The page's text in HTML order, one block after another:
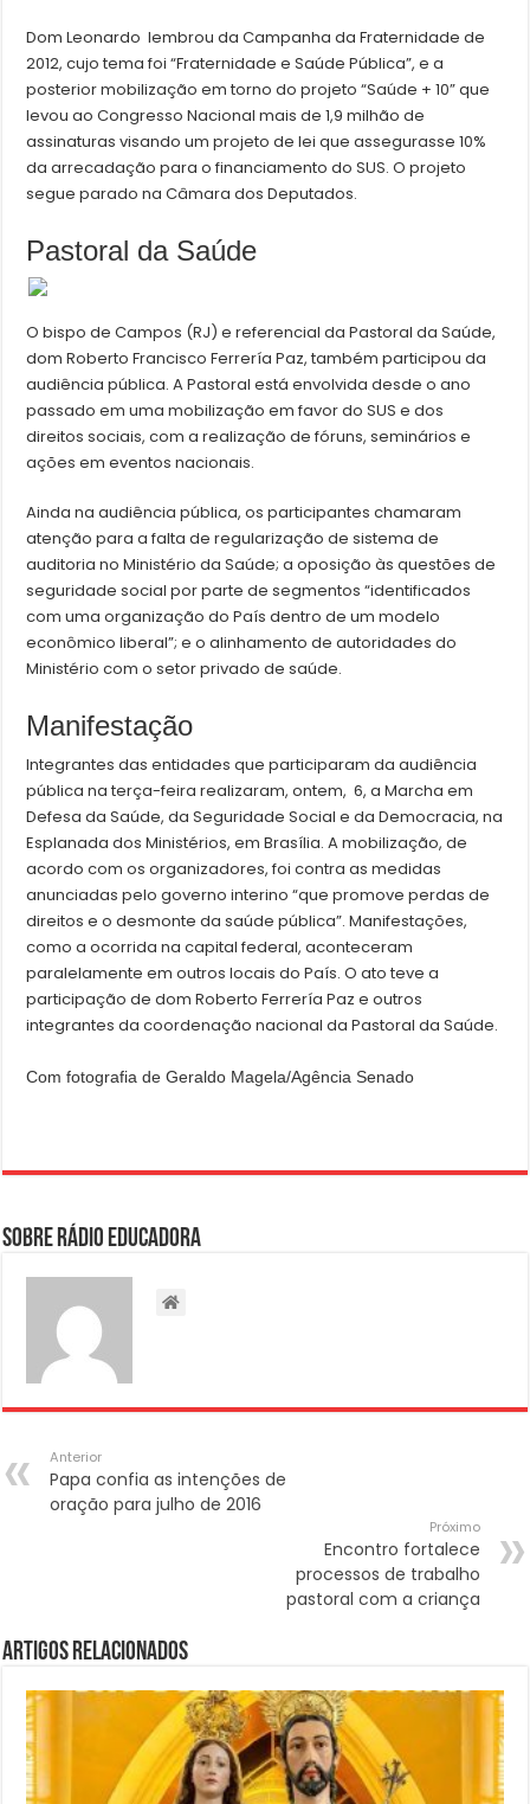
Dom Leonardo lembrou da Campanha da Fraternidade de
2012, cujo tema foi “Fraternidade e Saúde Pública”, e a
posterior mobilização em torno do projeto “Saúde + 10” que
levou ao Congresso Nacional mais de 1,9 milhão de
assinaturas visando um projeto de lei que assegurasse 10%
da arrecadação para o financiamento do SUS. O projeto
segue parado na Câmara dos Deputados.
Pastoral da Saúde
O bispo de Campos (RJ) e referencial da Pastoral da Saúde,
dom Roberto Francisco Ferrería Paz, também participou da
audiência pública. A Pastoral está envolvida desde o ano
passado em uma mobilização em favor do SUS e dos
direitos sociais, com a realização de fóruns, seminários e
ações em eventos nacionais.
Ainda na audiência pública, os participantes chamaram
atenção para a falta de regularização de sistema de
auditoria no Ministério da Saúde; a oposição às questões de
seguridade social por parte de segmentos “identificados
com uma organização do País dentro de um modelo
econômico liberal”; e o alinhamento de autoridades do
Ministério com o setor privado de saúde.
Manifestação
Integrantes das entidades que participaram da audiência
pública na terça-feira realizaram, ontem, 6, a Marcha em
Defesa da Saúde, da Seguridade Social e da Democracia, na
Esplanada dos Ministérios, em Brasília. A mobilização, de
acordo com os organizadores, foi contra as medidas
anunciadas pelo governo interino “que promove perdas de
direitos e o desmonte da saúde pública”. Manifestações,
como a ocorrida na capital federal, aconteceram
paralelamente em outros locais do País. O ato teve a
participação de dom Roberto Ferrería Paz e outros
integrantes da coordenação nacional da Pastoral da Saúde.
Com fotografia de Geraldo Magela/Agência Senado
Sobre Rádio Educadora
Anterior
Papa confia as intenções de
oração para julho de 2016
Próximo
Encontro fortalece
processos de trabalho
pastoral com a criança
Artigos Relacionados